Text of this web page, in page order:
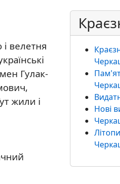
велетня
Гулак-
жили і
Нові